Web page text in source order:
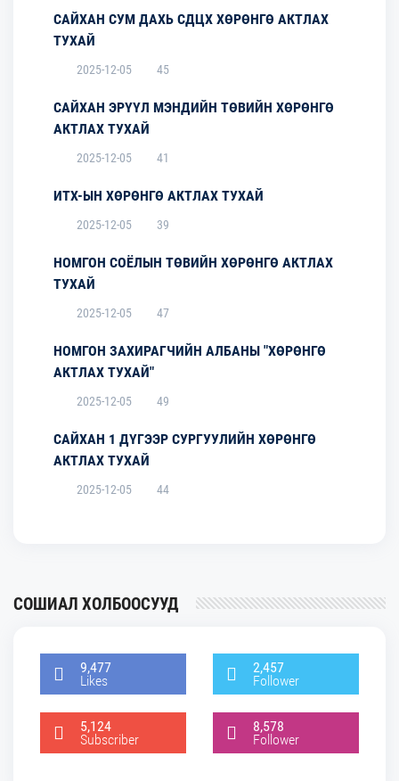
САЙХАН СУМ ДАХЬ СДЦХ ХӨРӨНГӨ АКТЛАХ
ТУХАЙ
2025-12-05 45
САЙХАН ЭРҮҮЛ МЭНДИЙН ТӨВИЙН ХӨРӨНГӨ
АКТЛАХ ТУХАЙ
2025-12-05 41
ИТХ-ЫН ХӨРӨНГӨ АКТЛАХ ТУХАЙ
2025-12-05 39
НОМГОН СОЁЛЫН ТӨВИЙН ХӨРӨНГӨ АКТЛАХ
ТУХАЙ
2025-12-05 47
НОМГОН ЗАХИРАГЧИЙН АЛБАНЫ "ХӨРӨНГӨ
АКТЛАХ ТУХАЙ"
2025-12-05 49
САЙХАН 1 ДҮГЭЭР СУРГУУЛИЙН ХӨРӨНГӨ
АКТЛАХ ТУХАЙ
2025-12-05 44
СОШИАЛ ХОЛБООСУУД
9,477
Likes
2,457
Follower
5,124
Subscriber
8,578
Follower